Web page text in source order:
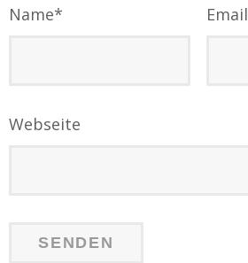
Name* Email
Webseite